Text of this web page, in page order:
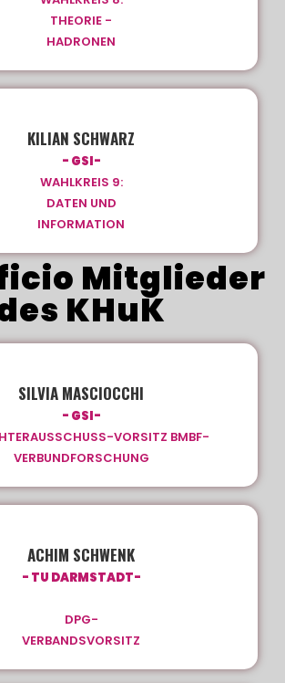
THEORIE -
HADRONEN
KILIAN SCHWARZ
- GSI-
WAHLKREIS 9:
DATEN UND
INFORMATION
Mitglieder
KHuK
SILVIA MASCIOCCHI
- GSI-
VORSITZ BMBF-
VERBUNDFORSCHUNG
ACHIM SCHWENK
- TU DARMSTADT-
DPG-
VERBANDSVORSITZ